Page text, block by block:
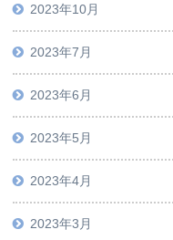
2023年10月
2023年7月
2023年6月
2023年5月
2023年4月
2023年3月